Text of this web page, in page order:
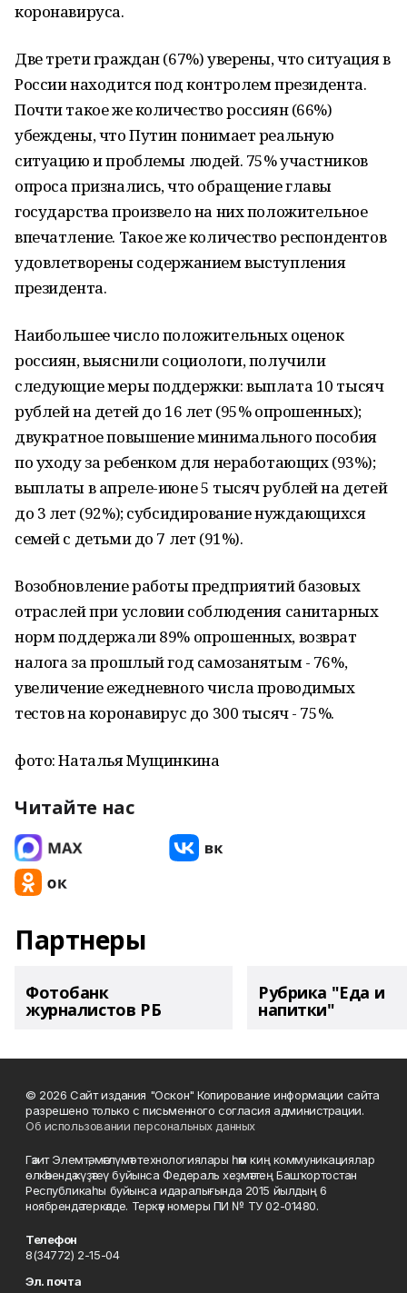
коронавируса.
Две трети граждан (67%) уверены, что ситуация в
России находится под контролем президента.
Почти такое же количество россиян (66%)
убеждены, что Путин понимает реальную
ситуацию и проблемы людей. 75% участников
опроса признались, что обращение главы
государства произвело на них положительное
впечатление. Такое же количество респондентов
удовлетворены содержанием выступления
президента.
Наибольшее число положительных оценок
россиян, выяснили социологи, получили
следующие меры поддержки: выплата 10 тысяч
рублей на детей до 16 лет (95% опрошенных);
двукратное повышение минимального пособия
по уходу за ребенком для неработающих (93%);
выплаты в апреле-июне 5 тысяч рублей на детей
до 3 лет (92%); субсидирование нуждающихся
семей с детьми до 7 лет (91%).
Возобновление работы предприятий базовых
отраслей при условии соблюдения санитарных
норм поддержали 89% опрошенных, возврат
налога за прошлый год самозанятым - 76%,
увеличение ежедневного числа проводимых
тестов на коронавирус до 300 тысяч - 75%.
фото: Наталья Мущинкина
Читайте нас
Партнеры
Фотобанк
журналистов РБ
Рубрика "Еда и
напитки"
© 2026 Сайт издания "Оскон" Копирование информации сайта
разрешено только с письменного согласия администрации.
Об использовании персональных данных
Гәзит Элемтә, мәғлүмәт технологиялары һәм киң коммуникациялар
өлкәһендә күҙәтеү буйынса Федераль хеҙмәттең Башҡортостан
Республикаһы буйынса идаралығында 2015 йылдың 6
ноябрендә теркәлде. Теркәү номеры ПИ № ТУ 02-01480.
Телефон
8(34772) 2-15-04
Эл. почта